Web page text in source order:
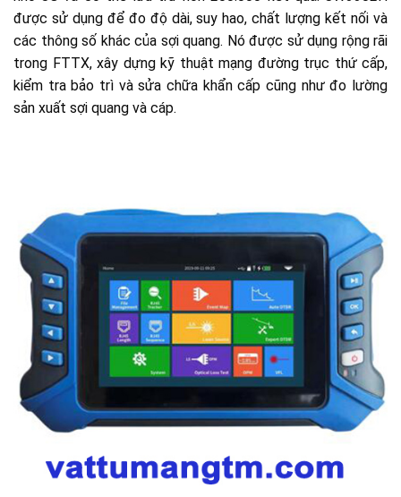
được sử dụng để đo độ dài, suy hao, chất lượng kết nối và
các thông số khác của sợi quang. Nó được sử dụng rộng rãi
trong FTTX, xây dựng kỹ thuật mạng đường trục thứ cấp,
kiểm tra bảo trì và sửa chữa khẩn cấp cũng như đo lường
sản xuất sợi quang và cáp.